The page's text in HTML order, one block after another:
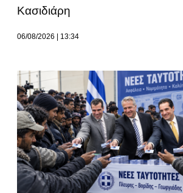
Κασιδιάρη
06/08/2026 13:34